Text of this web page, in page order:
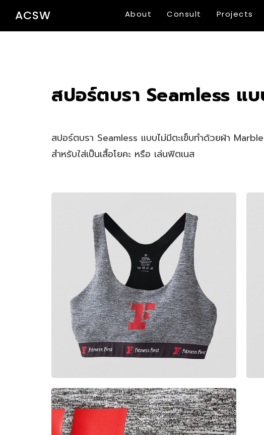
ACSW About Consult Projects
สปอร์ตบรา Seamless แบ
สปอร์ตบรา Seamless แบบไม่มีตะเข็บทำด้วยผ้า
สำหรับใส่เป็นเสื้อโยคะ หรือ เล่นฟิตเนส